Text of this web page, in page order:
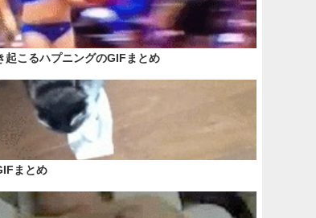
起こるハプニングのGIFまとめ
まとめ